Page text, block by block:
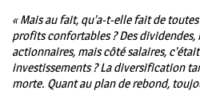
« Mais au fait, qu’a-t-elle fait de
profits confortables ? Des dividendes,
actionnaires, mais côté salaires,
investissements ? La diversification
morte. Quant au plan de rebond,